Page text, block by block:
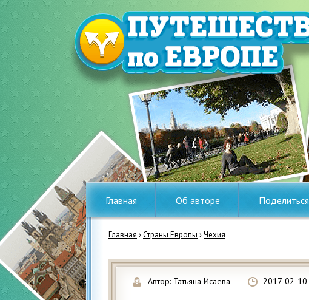
Главная Об авторе
Главная ›Страны Европы ›Чехия
Автор: Татьяна Исаева 2017-02-10